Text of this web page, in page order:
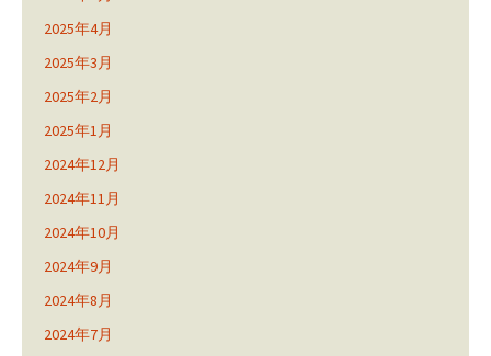
2025年4月
2025年3月
2025年2月
2025年1月
2024年12月
2024年11月
2024年10月
2024年9月
2024年8月
2024年7月